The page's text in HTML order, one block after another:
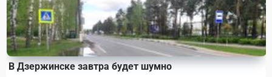
В Дзержинске завтра будет шумно